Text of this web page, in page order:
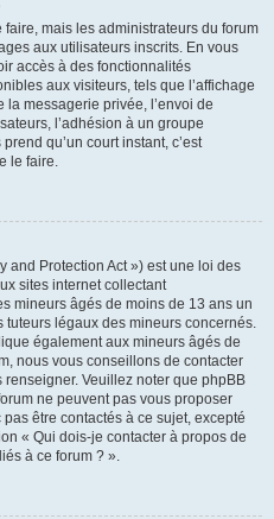
faire, mais les administrateurs du forum
aux utilisateurs inscrits. En vous
accès à des fonctionnalités
aux visiteurs, tels que l’affichage
la messagerie privée, l’envoi de
l’adhésion à un groupe
qu’un court instant, c’est
le faire.
and Protection Act ») est une loi des
sites internet collectant
mineurs âgés de moins de 13 ans un
légaux des mineurs concernés.
également aux mineurs âgés de
nous vous conseillons de contacter
Veuillez noter que phpBB
ne peuvent pas vous proposer
être contactés à ce sujet, excepté
« Qui dois-je contacter à propos de
à ce forum ? ».